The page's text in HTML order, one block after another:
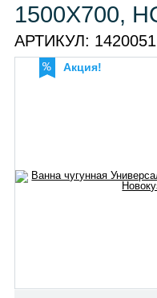
1500Х700,
АРТИКУЛ: 1420051
Акция!